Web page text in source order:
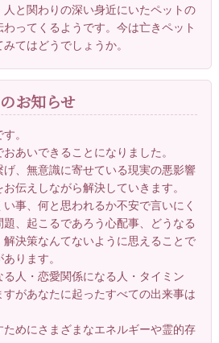
と関わりの深い身近にいたペットの
ってくるようです。今は亡きペット
てはどうでしょうか。
お知らせ
。
あいできることになりました。
、無意識に寄せている現実の悪影響
伝えしながら解決していきます。
事、何と思われるか不安で言いにく
、起こるであろう心配事、どうなる
決策なんてないように思えることで
ります。
人・恋愛関係になる人・タイミン
があなたに起ったすべての出来事は
めにさまざまなエネルギーや霊的存